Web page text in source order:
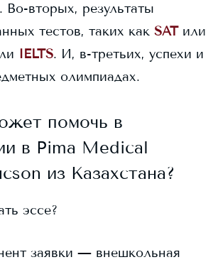
Во-вторых, результаты
тестов, таких как SAT или
IELTS. И, в-третьих, успехи и
олимпиадах.
помочь в
в Pima Medical
из Казахстана?
эссе?
заявки — внешкольная